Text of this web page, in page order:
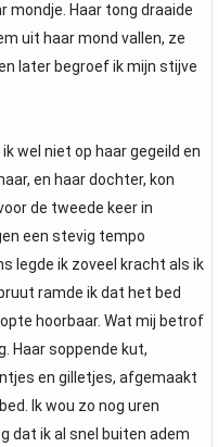
mondje. Haar tong draaide
uit haar mond vallen, ze
later begroef ik mijn stijve
wel niet op haar gegeild en
en haar dochter, kon
de tweede keer in
een stevig tempo
legde ik zoveel kracht als ik
ramde ik dat het bed
hoorbaar. Wat mij betrof
Haar soppende kut,
en gilletjes, afgemaakt
Ik wou zo nog uren
dat ik al snel buiten adem